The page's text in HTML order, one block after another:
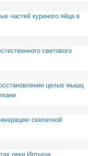
частей куриного яйца в
светового
целых мышц
скелетной
реки Иртыша